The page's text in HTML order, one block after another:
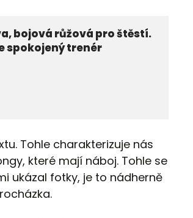
bojová růžová pro štěstí.
spokojený trenér
Tohle charakterizuje nás
které mají náboj. Tohle se
ukázal fotky, je to nádherně